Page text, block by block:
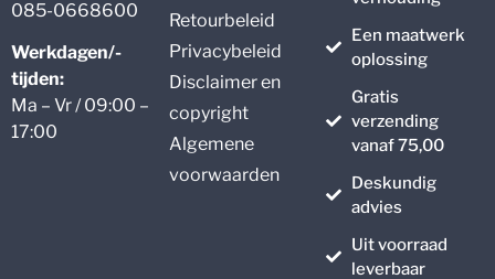
085-0668600
Werkdagen/-
tijden:
Ma – Vr / 09:00 –
17:00
Retourbeleid
Privacybeleid
Disclaimer en
copyright
Algemene
voorwaarden
Een maatwerk
oplossing
Gratis
verzending
vanaf 75,00
Deskundig
advies
Uit voorraad
leverbaar